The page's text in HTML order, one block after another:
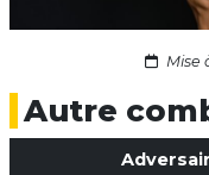
Mise
Autre